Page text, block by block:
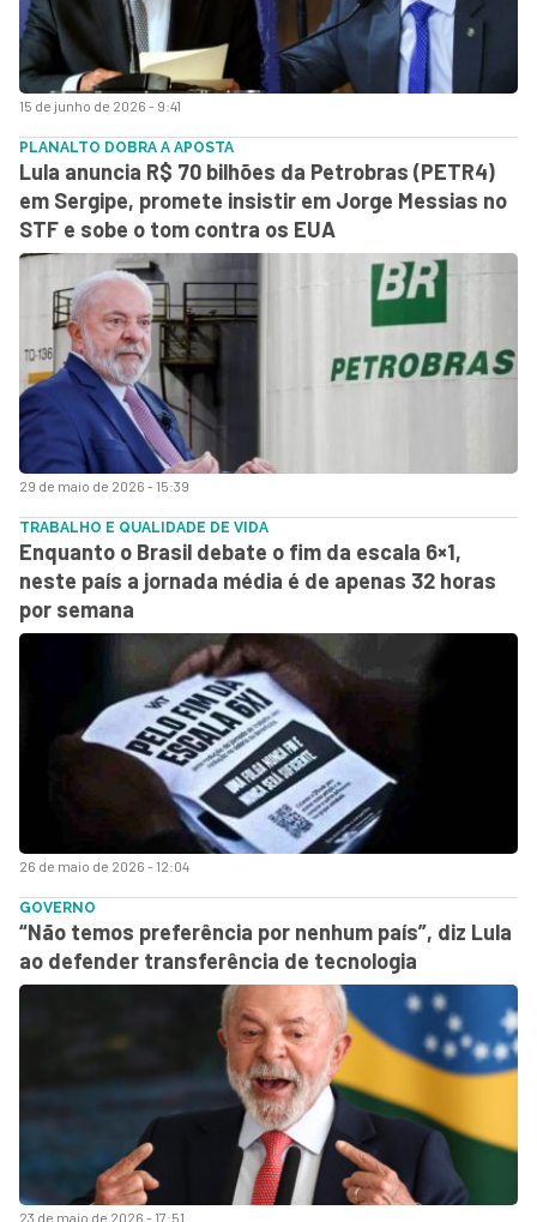
15 de junho de 2026 - 9:41
29 de maio de 2026 - 15:39
PLANALTO DOBRA A APOSTA
Lula anuncia R$ 70 bilhões da Petrobras (PETR4)
em Sergipe, promete insistir em Jorge Messias no
STF e sobe o tom contra os EUA
26 de maio de 2026 - 12:04
TRABALHO E QUALIDADE DE VIDA
Enquanto o Brasil debate o fim da escala 6×1,
neste país a jornada média é de apenas 32 horas
por semana
23 de maio de 2026 - 17:51
GOVERNO
“Não temos preferência por nenhum país”, diz Lula
ao defender transferência de tecnologia